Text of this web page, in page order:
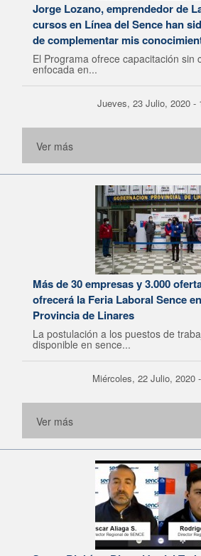
Jorge Lozano, emprendedor de
cursos en Línea del Sence han
de complementar mis
El Programa ofrece capacitación sin
enfocada en...
Jueves, 23 Julio, 2020 -
Ver más
Más de 30 empresas y 3.000
ofrecerá la Feria Laboral Sence
Provincia de Linares
La postulación a los puestos de
disponible en sence...
Miércoles, 22 Julio, 2020
Ver más